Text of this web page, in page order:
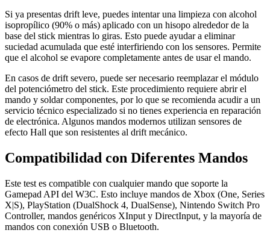
Si ya presentas drift leve, puedes intentar una limpieza con alcohol
isopropílico (90% o más) aplicado con un hisopo alrededor de la
base del stick mientras lo giras. Esto puede ayudar a eliminar
suciedad acumulada que esté interfiriendo con los sensores. Permite
que el alcohol se evapore completamente antes de usar el mando.
En casos de drift severo, puede ser necesario reemplazar el módulo
del potenciómetro del stick. Este procedimiento requiere abrir el
mando y soldar componentes, por lo que se recomienda acudir a un
servicio técnico especializado si no tienes experiencia en reparación
de electrónica. Algunos mandos modernos utilizan sensores de
efecto Hall que son resistentes al drift mecánico.
Compatibilidad con Diferentes Mandos
Este test es compatible con cualquier mando que soporte la
Gamepad API del W3C. Esto incluye mandos de Xbox (One, Series
X|S), PlayStation (DualShock 4, DualSense), Nintendo Switch Pro
Controller, mandos genéricos XInput y DirectInput, y la mayoría de
mandos con conexión USB o Bluetooth.